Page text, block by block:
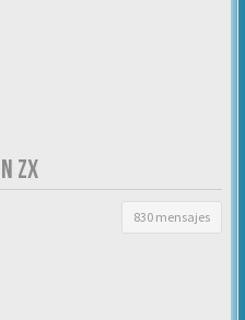
ZX
830 mensajes